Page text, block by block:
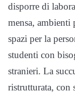
disporre di
mensa, ambienti
spazi per la
studenti con
stranieri. La
ristrutturata, con